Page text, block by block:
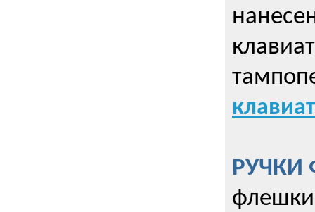
РУЧКИ
флешки